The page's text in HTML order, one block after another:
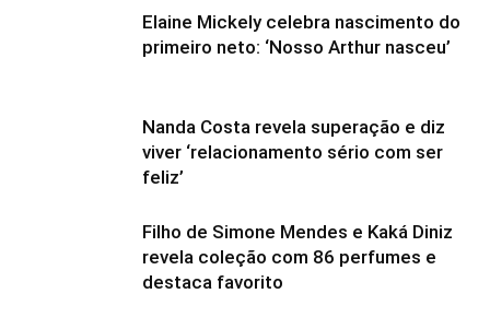
Elaine Mickely celebra nascimento do
primeiro neto: ‘Nosso Arthur nasceu’
Nanda Costa revela superação e diz
viver ‘relacionamento sério com ser
feliz’
Filho de Simone Mendes e Kaká Diniz
revela coleção com 86 perfumes e
destaca favorito